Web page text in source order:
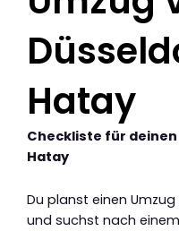
Hatay
Checkliste für
Hatay
Du planst einen
und suchst nach